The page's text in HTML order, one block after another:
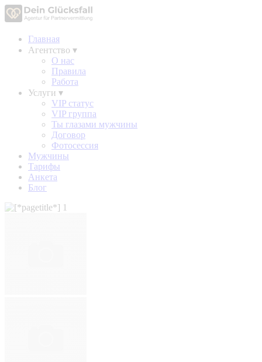
Главная
Агентство ▾
О нас
Правила
Работа
Услуги ▾
VIP статус
VIP группа
Ты глазами мужчины
Договор
Фотосессия
Мужчины
Тарифы
Анкета
Блог